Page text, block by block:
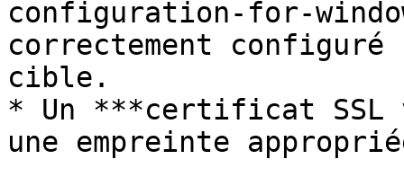
configuration-for-
correctement
cible.
* Un ***certificat
une empreinte